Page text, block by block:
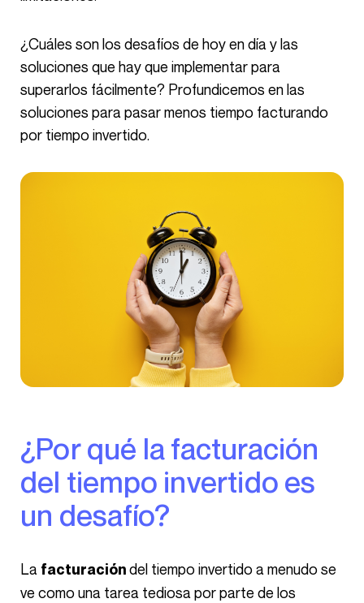
¿Cuáles son los desafíos de hoy en día y las
soluciones que hay que implementar para
superarlos fácilmente? Profundicemos en las
soluciones para pasar menos tiempo facturando
por tiempo invertido.
¿Por qué la facturación
del tiempo invertido es
un desafío?
La facturacióndel tiempo invertido a menudo se
ve como una tarea tediosa por parte de los